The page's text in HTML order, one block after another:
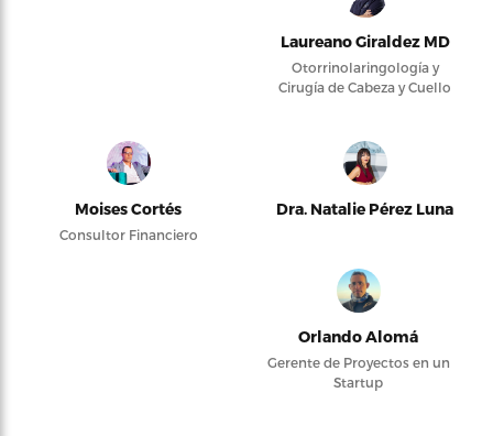
Laureano Giraldez MD
Otorrinolaringología y
Cirugía de Cabeza y Cuello
Moises Cortés
Consultor Financiero
Dra. Natalie Pérez Luna
Orlando Alomá
Gerente de Proyectos en un
Startup